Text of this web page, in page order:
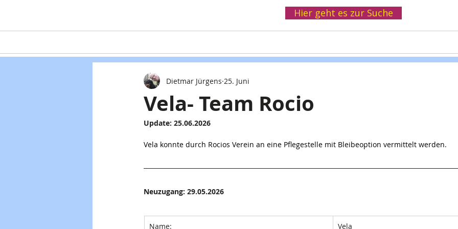
Hier geht es zur Suche
Vela- Team Rocio
Dietmar Jürgens 25. Juni
Update: 25.06.2026
Vela konnte durch Rocios Verein an eine Pflegestelle mit Bleibeoption vermittelt werden.
Neuzugang: 29.05.2026
Name: Vela